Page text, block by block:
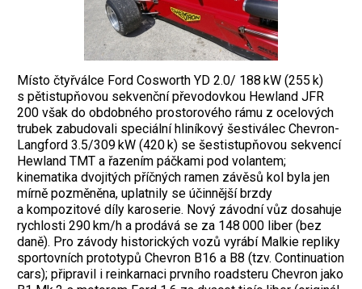
Místo čtyřválce Ford Cosworth YD 2.0/ 188 kW (255 k)
s pětistup­ňovou sekvenční převodovkou Hewland JFR
200 však do obdobného prostorového rámu z ocelových
trubek ­zabudovali speciální hliní­kový šestiválec Chevron-
Lang­ford 3.5/309 kW (420 k) se šestistup­ňovou sekvencí
Hewland TMT a řazením páčkami pod volantem;
kinematika dvojitých příčných ramen závěsů kol byla jen
mírně pozměněna, uplatnily se účinnější brzdy
a kompozitové díly karoserie. Nový závodní vůz dosahuje
rychlosti 290 km/h a prodává se za 148 000 liber (bez
daně). Pro závody historických vozů vyrábí Malkie repliky
sportovních prototypů Chevron B16 a B8 (tzv. Conti­nuation
cars); připravil i reinkarnaci prvního roadsteru Chevron jako